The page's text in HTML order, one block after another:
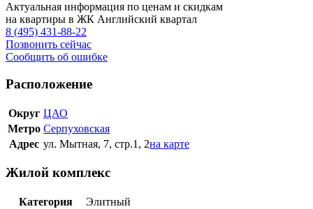
Актуальная информация по ценам и скидкам
на квартиры в ЖК Английский квартал
8 (495) 431-88-22
Позвонить сейчас
Сообщить об ошибке
Расположение
Округ ЦАО
Метро Серпуховская
Адрес ул. Мытная, 7, стр.1, 2на карте
Жилой комплекс
Категория
Элитный